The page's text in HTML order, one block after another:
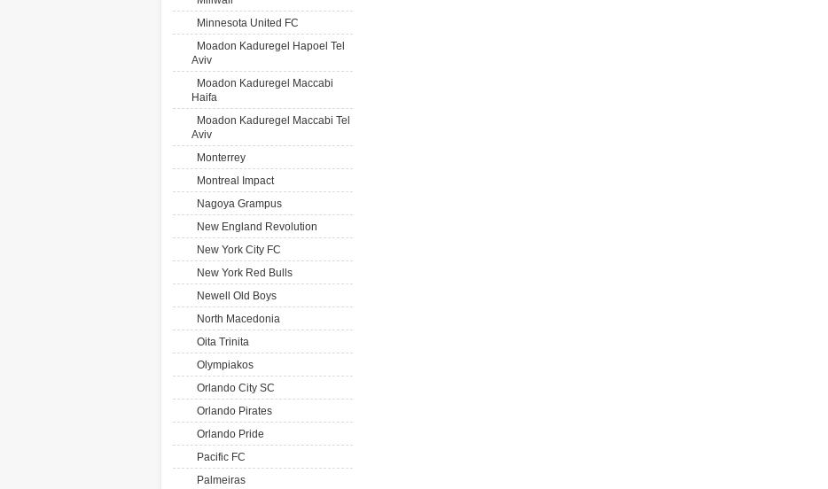
Minnesota United FC
Moadon Kaduregel Hapoel Tel
Aviv
Moadon Kaduregel Maccabi
Haifa
Moadon Kaduregel Maccabi Tel
Aviv
Monterrey
Montreal Impact
Nagoya Grampus
New England Revolution
New York City FC
New York Red Bulls
Newell Old Boys
North Macedonia
Oita Trinita
Olympiakos
Orlando City SC
Orlando Pirates
Orlando Pride
Pacific FC
Palmeiras